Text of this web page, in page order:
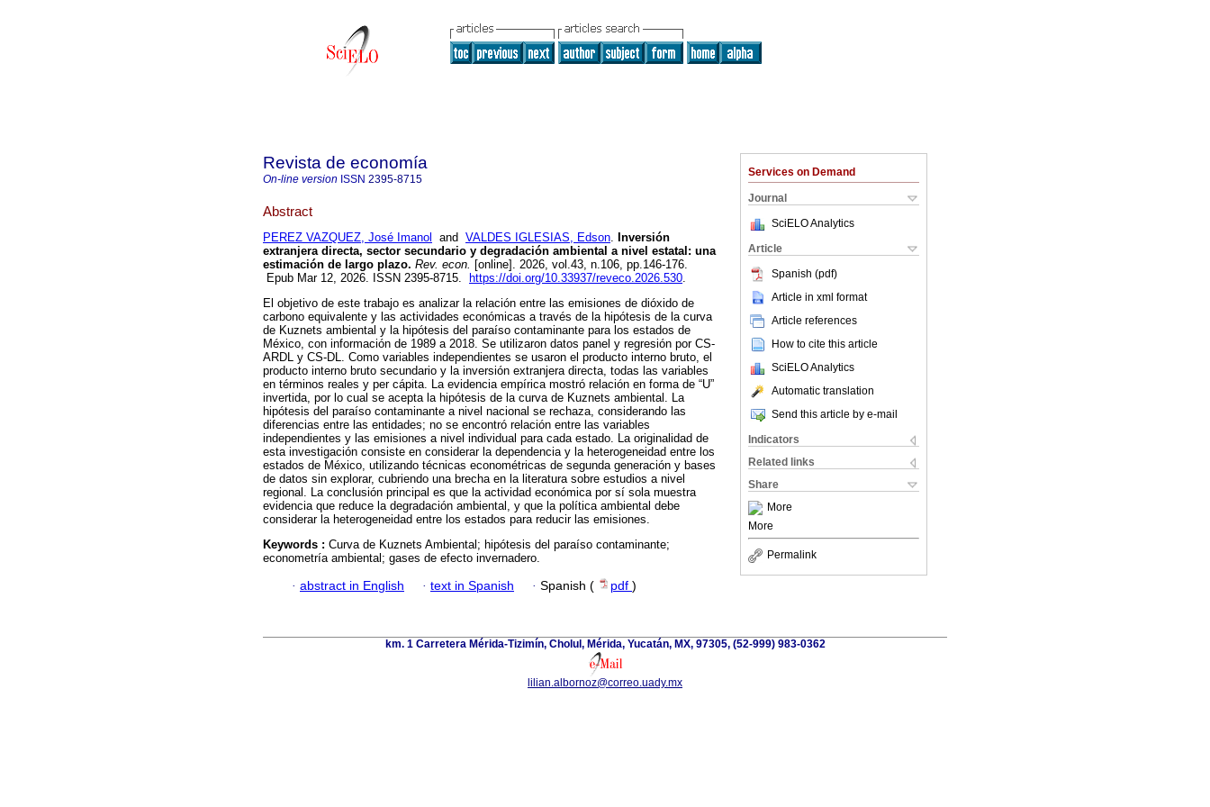
Services on Demand
Journal
SciELO Analytics
Article
Spanish (pdf)
Article in xml format
Article references
How to cite this article
SciELO Analytics
Automatic translation
Send this article by e-mail
Indicators
Related links
Share
More
More
Permalink
Revista de economía
On-line version ISSN 2395-8715
Abstract
PEREZ VAZQUEZ, José Imanol and VALDES IGLESIAS, Edson. Inversión
extranjera directa, sector secundario y degradación ambiental a nivel estatal: una
estimación de largo plazo. Rev. econ. [online]. 2026, vol.43, n.106, pp.146-176.
Epub Mar 12, 2026. ISSN 2395-8715.
https://doi.org/10.33937/reveco.2026.530.
El objetivo de este trabajo es analizar la relación entre las emisiones de dióxido de
carbono equivalente y las actividades económicas a través de la hipótesis de la curva
de Kuznets ambiental y la hipótesis del paraíso contaminante para los estados de
México, con información de 1989 a 2018. Se utilizaron datos panel y regresión por CS-
ARDL y CS-DL. Como variables independientes se usaron el producto interno bruto, el
producto interno bruto secundario y la inversión extranjera directa, todas las variables
en términos reales y per cápita. La evidencia empírica mostró relación en forma de “U”
invertida, por lo cual se acepta la hipótesis de la curva de Kuznets ambiental. La
hipótesis del paraíso contaminante a nivel nacional se rechaza, considerando las
diferencias entre las entidades; no se encontró relación entre las variables
independientes y las emisiones a nivel individual para cada estado. La originalidad de
esta investigación consiste en considerar la dependencia y la heterogeneidad entre los
estados de México, utilizando técnicas econométricas de segunda generación y bases
de datos sin explorar, cubriendo una brecha en la literatura sobre estudios a nivel
regional. La conclusión principal es que la actividad económica por sí sola muestra
evidencia que reduce la degradación ambiental, y que la política ambiental debe
considerar la heterogeneidad entre los estados para reducir las emisiones.
Keywords : Curva de Kuznets Ambiental; hipótesis del paraíso contaminante;
econometría ambiental; gases de efecto invernadero.
· abstract in English · text in Spanish · Spanish ( pdf )
km. 1 Carretera Mérida-Tizimín, Cholul, Mérida, Yucatán, MX, 97305, (52-999) 983-0362
lilian.albornoz@correo.uady.mx